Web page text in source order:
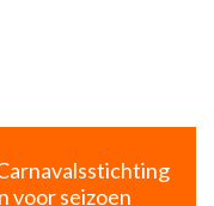
voor seizoen